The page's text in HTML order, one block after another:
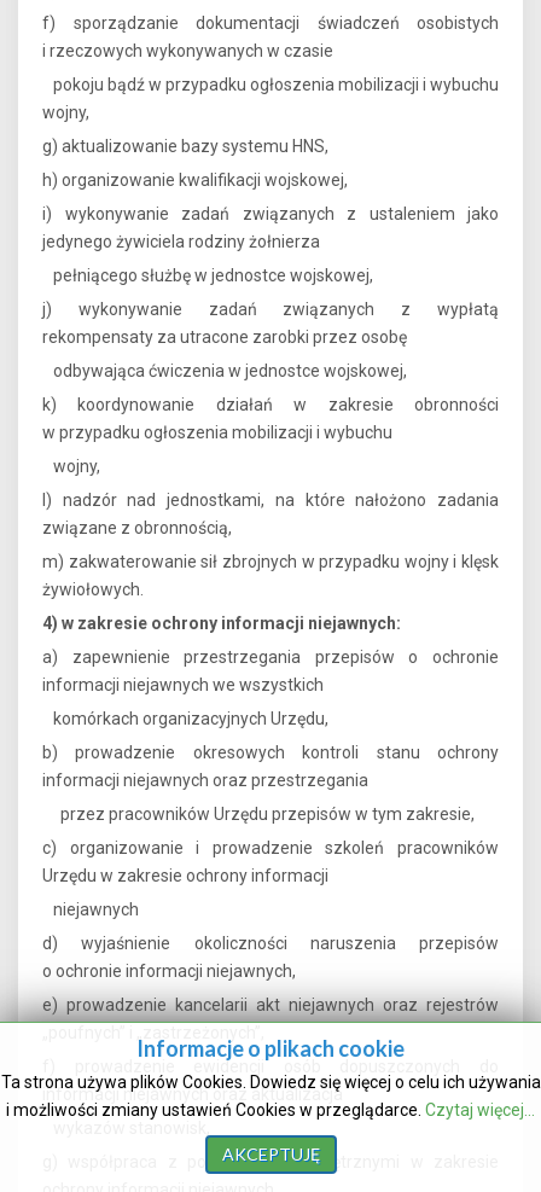
f) sporządzanie dokumentacji świadczeń osobistych
i rzeczowych wykonywanych w czasie
pokoju bądź w przypadku ogłoszenia mobilizacji i wybuchu
wojny,
g) aktualizowanie bazy systemu HNS,
h) organizowanie kwalifikacji wojskowej,
i) wykonywanie zadań związanych z ustaleniem jako
jedynego żywiciela rodziny żołnierza
pełniącego służbę w jednostce wojskowej,
j) wykonywanie zadań związanych z wypłatą
rekompensaty za utracone zarobki przez osobę
odbywająca ćwiczenia w jednostce wojskowej,
k) koordynowanie działań w zakresie obronności
w przypadku ogłoszenia mobilizacji i wybuchu
wojny,
l) nadzór nad jednostkami, na które nałożono zadania
związane z obronnością,
m) zakwaterowanie sił zbrojnych w przypadku wojny i klęsk
żywiołowych.
4) w zakresie ochrony informacji niejawnych:
a) zapewnienie przestrzegania przepisów o ochronie
informacji niejawnych we wszystkich
komórkach organizacyjnych Urzędu,
b) prowadzenie okresowych kontroli stanu ochrony
informacji niejawnych oraz przestrzegania
przez pracowników Urzędu przepisów w tym zakresie,
c) organizowanie i prowadzenie szkoleń pracowników
Urzędu w zakresie ochrony informacji
niejawnych
d) wyjaśnienie okoliczności naruszenia przepisów
o ochronie informacji niejawnych,
e) prowadzenie kancelarii akt niejawnych oraz rejestrów
f) prowadzenie ewidencji osób dopuszczonych do
informacji niejawnych oraz aktualizacja
g) współpraca z podmiotami zewnętrznymi w zakresie
Informacje o plikach cookie
Ta strona używa plików Cookies. Dowiedz się więcej o celu ich używania
i możliwości zmiany ustawień Cookies w przeglądarce. Czytaj więcej...
AKCEPTUJĘ